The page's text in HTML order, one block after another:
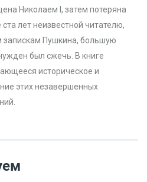
Николаем I, затем потеряна
лет неизвестной читателю,
запискам Пушкина, большую
был сжечь. В книге
историческое и
этих незавершенных